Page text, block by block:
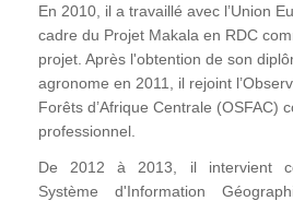
En 2010, il a travaillé avec l’Union
cadre du Projet Makala en RDC
projet. Après l'obtention de son
agronome en 2011, il rejoint
Forêts d’Afrique Centrale (OSFAC)
professionnel.
De 2012 à 2013, il intervient
Système d'Information